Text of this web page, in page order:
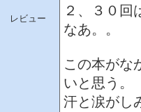
レビュー
２、３０回
なあ。。
この本がな
いと思う。
汗と涙がし